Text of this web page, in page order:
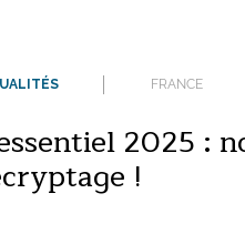
FRANCE
2025 :
!